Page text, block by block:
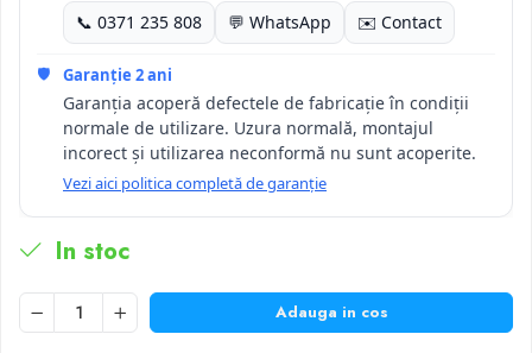
📞 0371 235 808
💬 WhatsApp ✉️ Contact
🛡️ Garanție 2 ani
Garanția acoperă defectele de fabricație în condiții
normale de utilizare. Uzura normală, montajul
incorect și utilizarea neconformă nu sunt acoperite.
Vezi aici politica completă de garanție
In stoc
Adauga in cos